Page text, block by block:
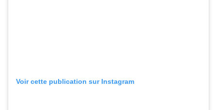
Voir cette publication sur Instagram